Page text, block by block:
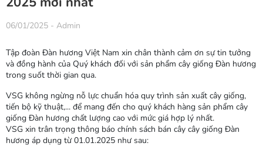
06/01/2025 - Admin
Tập đoàn Đàn hương Việt Nam xin chân thành cảm ơn sự tin tưởng
và đồng hành của Quý khách đối với sản phẩm cây giống Đàn hương
trong suốt thời gian qua.
VSG không ngừng nỗ lực chuẩn hóa quy trình sản xuất cây giống,
tiến bộ kỹ thuật,... để mang đến cho quý khách hàng sản phẩm cây
giống Đàn hương chất lượng cao với mức giá hợp lý nhất.
VSG xin trân trọng thông báo chính sách bán cây cây giống Đàn
hương áp dụng từ 01.01.2025 như sau: